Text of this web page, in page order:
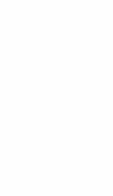
Wochenende
Sie sich von
und entdecken
die Region
und Erbe ist.
Sie
Sie